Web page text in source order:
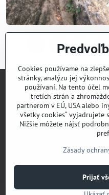
FacebookTwitterBluesky
Lyžiarsky klub
Športový klub
©
Predvoľby súkromia
Cookies používame na
stránky, analýzu jej
používaní. Na tento účel
tretích strán a
partnerom v EÚ, USA alebo
všetky cookies“ vyjadrujete
Nižšie môžete nájsť
Zásady
Prijať